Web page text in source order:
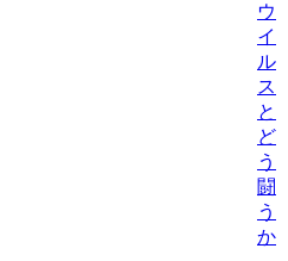
ウ
イ
ル
ス
と
ど
う
闘
う
か